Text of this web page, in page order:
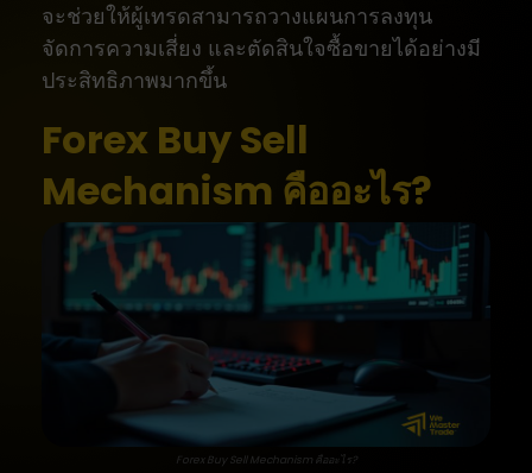
จะช่วยให้ผู้เทรดสามารถวางแผนการลงทุน
จัดการความเสี่ยง และตัดสินใจซื้อขายได้อย่างมี
ประสิทธิภาพมากขึ้น
Forex Buy Sell
Mechanism คืออะไร?
Forex Buy Sell Mechanism คืออะไร?